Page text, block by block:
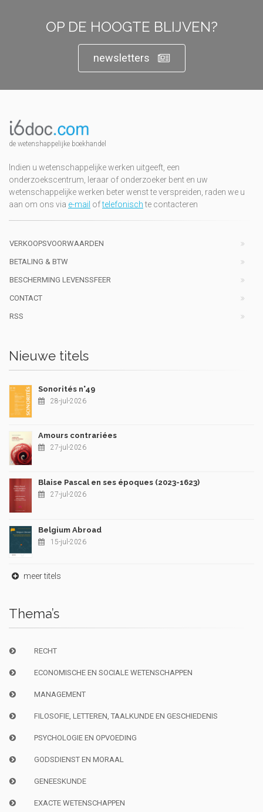
OP DE HOOGTE BLIJVEN?
newsletters
de wetenshappelijke boekhandel
Indien u wetenschappelijke werken uitgeeft, een
onderzoekscentrum, leraar of onderzoeker bent en uw
wetenschappelijke werken beter wenst te verspreiden, raden we u
aan om ons via e-mail oftelefonischte contacteren
VERKOOPSVOORWAARDEN
BETALING & BTW
BESCHERMING LEVENSSFEER
CONTACT
RSS
Nieuwe titels
Sonorités n°49
28-jul-2026
Amours contrariées
27-jul-2026
Blaise Pascal en ses époques (2023-1623)
27-jul-2026
Belgium Abroad
15-jul-2026
meer titels
Thema’s
RECHT
ECONOMISCHE EN SOCIALE WETENSCHAPPEN
MANAGEMENT
FILOSOFIE, LETTEREN, TAALKUNDE EN GESCHIEDENIS
PSYCHOLOGIE EN OPVOEDING
GODSDIENST EN MORAAL
GENEESKUNDE
EXACTE WETENSCHAPPEN